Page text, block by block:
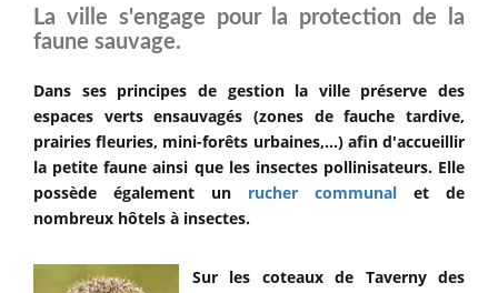
La ville s'engage pour la protection de la
faune sauvage.
Dans ses principes de gestion la ville préserve des
espaces verts ensauvagés (zones de fauche tardive,
prairies fleuries, mini-forêts urbaines,...) afin d'accueillir
la petite faune ainsi que les insectes pollinisateurs. Elle
possède également un rucher communal et de
nombreux hôtels à insectes.
Sur les coteaux de Taverny des